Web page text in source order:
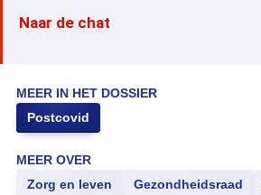
Naar de chat
MEER IN HET DOSSIER
Postcovid
MEER OVER
Zorg en leven
Gezondheidsraad